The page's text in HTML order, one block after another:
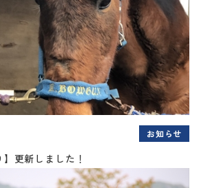
お知らせ
】更新しました！